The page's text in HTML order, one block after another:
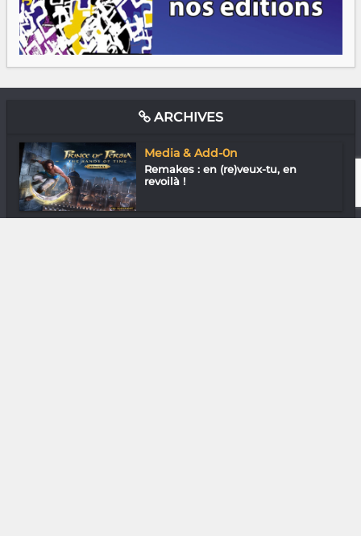
ARCHIVES
Media & Add-0n
Remakes : en (re)veux-tu, en
revoilà !